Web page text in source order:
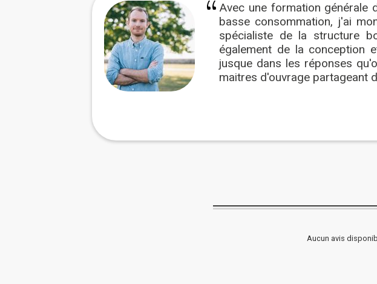
Avec une formation générale
basse consommation, j'ai
spécialiste de la structure
également de la conception
jusque dans les réponses
maitres d'ouvrage partageant
Aucun avis